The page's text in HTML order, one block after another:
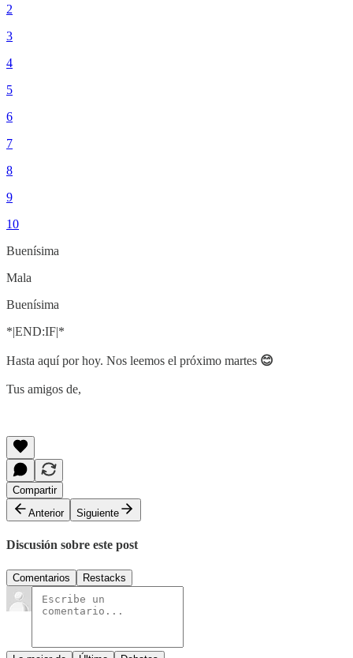
2
3
4
5
6
7
8
9
10
Buenísima
Mala
Buenísima
*|END:IF|*
Hasta aquí por hoy. Nos leemos el próximo martes 😊
Tus amigos de,
Compartir
Anterior
Siguiente
Discusión sobre este post
Comentarios Restacks